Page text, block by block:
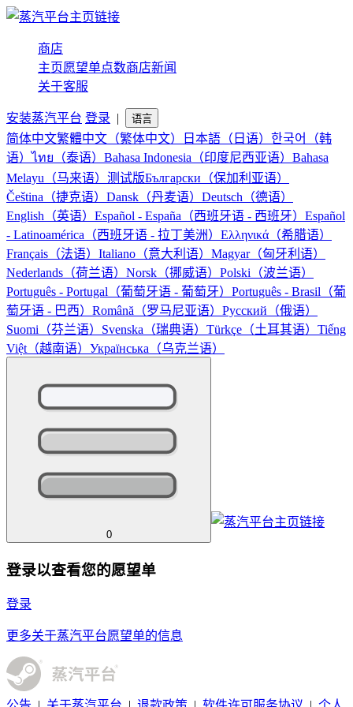
商店
主页愿望单点数商店新闻
关于客服
安装蒸汽平台 登录 | 语言
简体中文繁體中文（繁体中文） 日本語（日语） 한국어（韩
语）ไทย（泰语） Bahasa Indonesia（印度尼西亚语） Bahasa
Melayu（马来语） 测试版Български（保加利亚语）
Čeština（捷克语） Dansk（丹麦语） Deutsch（德语）
English（英语） Español - España（西班牙语 - 西班牙） Español
- Latinoamérica（西班牙语 - 拉丁美洲） Ελληνικά（希腊语）
Français（法语） Italiano（意大利语） Magyar（匈牙利语）
Nederlands（荷兰语） Norsk（挪威语） Polski（波兰语）
Português - Portugal（葡萄牙语 - 葡萄牙） Português - Brasil（葡
萄牙语 - 巴西） Română（罗马尼亚语） Русский（俄语）
Suomi（芬兰语） Svenska（瑞典语） Türkçe（土耳其语） Tiếng
Việt（越南语） Українська（乌克兰语）
0
登录以查看您的愿望单
登录
更多关于蒸汽平台愿望单的信息